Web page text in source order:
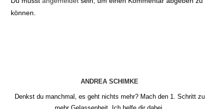
können.
ANDREA SCHIMKE
Denkst du manchmal, es geht nichts mehr? Mach den 1. Schritt zu